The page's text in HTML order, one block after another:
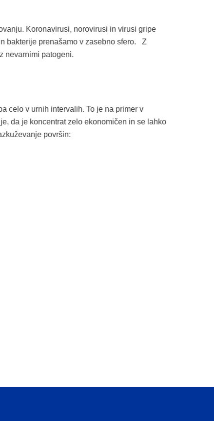
Koronavirusi, norovirusi in virusi gripe
bakterije prenašamo v zasebno sfero. Z
nevarnimi patogeni.
celo v urnih intervalih. To je na primer v
da je koncentrat zelo ekonomičen in se lahko
površin: